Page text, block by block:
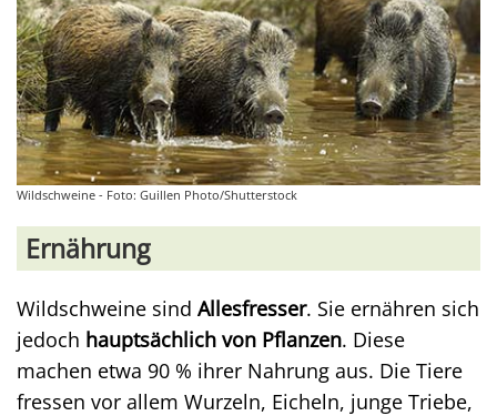
Wildschweine - Foto: Guillen Photo/Shutterstock
Ernährung
Wildschweine sind Allesfresser. Sie ernähren sich
jedoch hauptsächlich von Pflanzen. Diese
machen etwa 90 % ihrer Nahrung aus. Die Tiere
fressen vor allem Wurzeln, Eicheln, junge Triebe,